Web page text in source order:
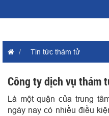
Tin tức thám tử
Công ty dịch vụ thám
Là một quận của trung
ngày nay có nhiều điều